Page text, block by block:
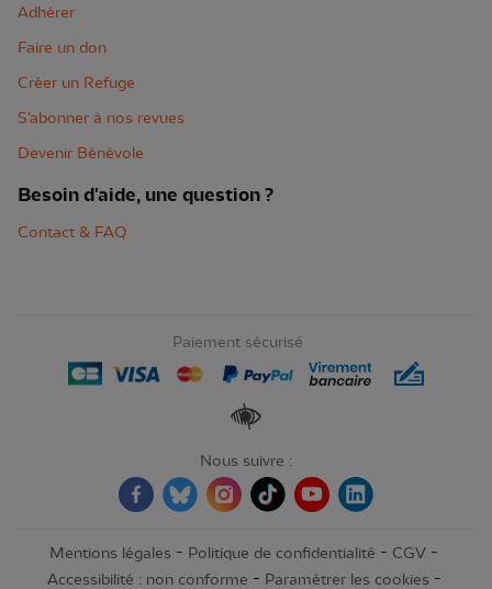
Adhérer
Faire un don
Créer un Refuge
S'abonner à nos revues
Devenir Bénévole
Besoin d'aide, une question ?
Contact & FAQ
Paiement sécurisé
Renforcer les contrastes
Nous suivre :
Mentions légales - Politique de confidentialité - CGV -
Accessibilité : non conforme - Paramétrer les cookies -